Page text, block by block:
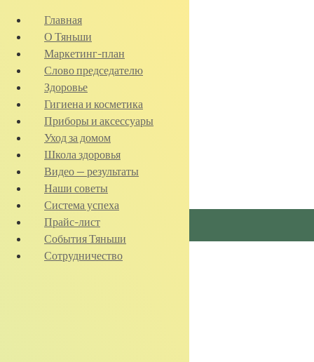
Главная
О Тяньши
Маркетинг-план
Слово председателю
Здоровье
Гигиена и косметика
Приборы и аксессуары
Уход за домом
Школа здоровья
Видео — результаты
Наши советы
Система успеха
Прайс-лист
События Тяньши
Сотрудничество